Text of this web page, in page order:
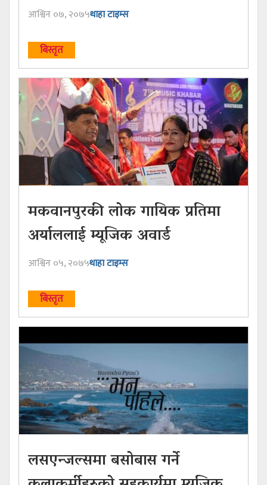
आश्विन ०७, २०७५थाहा टाइम्स
बिस्तृत
मकवानपुरकी लोक गायिक प्रतिमा
अर्याललाई म्यूजिक अवार्ड
आश्विन ०५, २०७५थाहा टाइम्स
बिस्तृत
लसएन्जल्समा बसोबास गर्ने